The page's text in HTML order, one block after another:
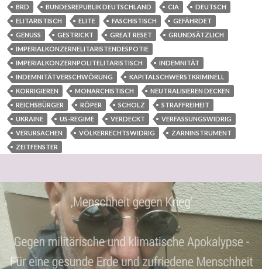
BRD
BUNDESREPUBLIK DEUTSCHLAND CIA
DEUTSCH
ELITARISTISCH
ELITE FASCHISTISCH
GEFÄHRDET
GENUSS
GESTRICKT GREAT RESET
GRUNDSÄTZLICH
IMPERIALKONZERNELITARISTENDESPOTIE
IMPERIALKONZERNPOLITELITARISTISCH
INDEMNITÄT
INDEMNITÄTVERSCHWÖRUNG
KAPITALSCHWERSTKRIMINELL
KORRIGIEREN
MONARCHISTISCH
NEUTRALISIEREN DECKEN
REICHSBÜRGER
RÖPER SCHOLZ
STRAFFREIHEIT
UKRAINE
US-REGIME VERDECKT
VERFASSUNGSWIDRIG
VERURSACHEN
VÖLKERRECHTSWIDRIG
ZARNINSTRUMENT
ZEITFENSTER